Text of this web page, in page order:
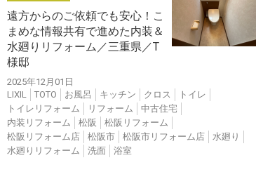
遠方からのご依頼でも安心！こ
まめな情報共有で進めた内装＆
水廻りリフォーム／三重県／T
様邸
2025年12月01日
LIXIL
TOTO お風呂 キッチン クロス
トイレ
トイレリフォーム
リフォーム
中古住宅
内装リフォーム
松阪
松阪リフォーム
松阪リフォーム店
松阪市 松阪市リフォーム店
水廻り
水廻りリフォーム
洗面 浴室